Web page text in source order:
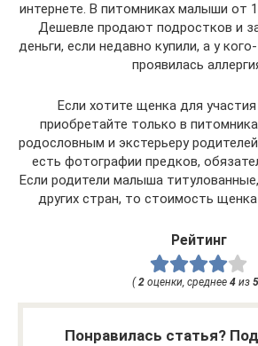
интернете. В питомниках малыши от
Дешевле продают подростков и
деньги, если недавно купили, а у
проявилась
Если хотите щенка для
приобретайте только в
родословным и экстерьеру
есть фотографии предков,
Если родители малыша
других стран, то стоимость
Рейтинг
( 2 оценки, среднее 4 из 5
Понравилась статья?